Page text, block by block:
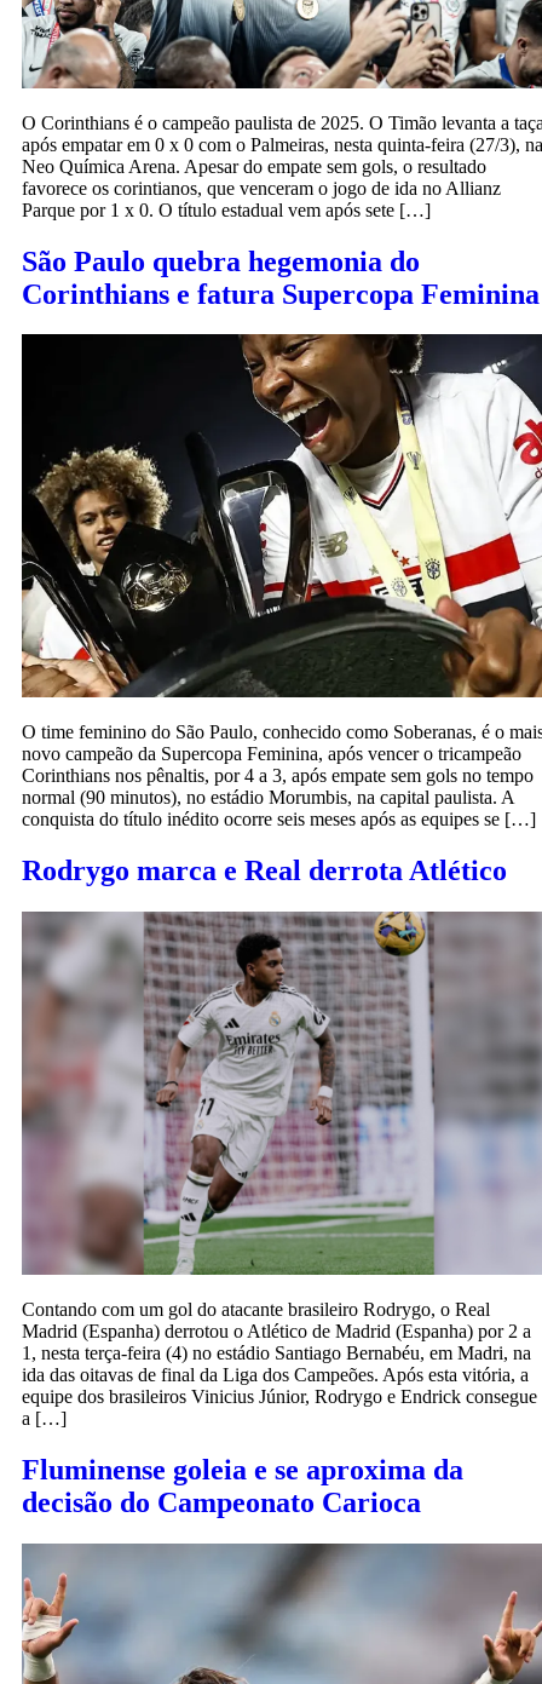
O Corinthians é o campeão paulista de 2025. O Timão levanta a
após empatar em 0 x 0 com o Palmeiras, nesta quinta-feira (27/3), na
Neo Química Arena. Apesar do empate sem gols, o resultado
favorece os corintianos, que venceram o jogo de ida no Allianz
Parque por 1 x 0. O título estadual vem após sete […]
São Paulo quebra hegemonia do
Corinthians e fatura Supercopa Feminina
O time feminino do São Paulo, conhecido como Soberanas, é o
novo campeão da Supercopa Feminina, após vencer o tricampeão
Corinthians nos pênaltis, por 4 a 3, após empate sem gols no tempo
normal (90 minutos), no estádio Morumbis, na capital paulista. A
conquista do título inédito ocorre seis meses após as equipes se […]
Rodrygo marca e Real derrota Atlético
Contando com um gol do atacante brasileiro Rodrygo, o Real
Madrid (Espanha) derrotou o Atlético de Madrid (Espanha) por 2 a
1, nesta terça-feira (4) no estádio Santiago Bernabéu, em Madri, na
ida das oitavas de final da Liga dos Campeões. Após esta vitória, a
equipe dos brasileiros Vinicius Júnior, Rodrygo e Endrick consegue
a […]
Fluminense goleia e se aproxima da
decisão do Campeonato Carioca